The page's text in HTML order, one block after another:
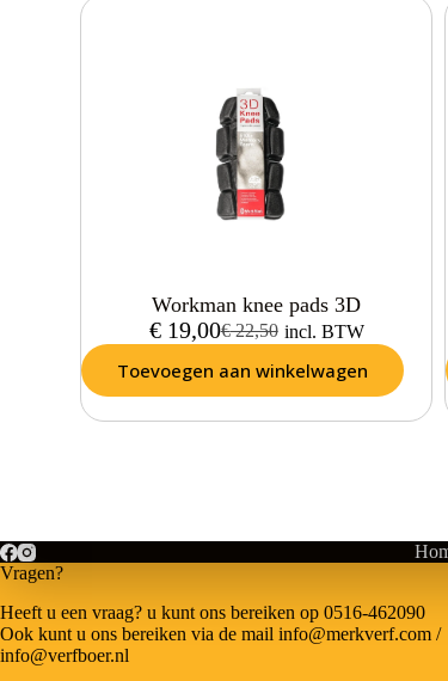
Workman knee pads 3D
€22,50
€19,00 incl. BTW
Toevoegen aan winkelwagen
Vragen?
Heeft u een vraag? u kunt ons bereiken op 0516-462090
Ook kunt u ons bereiken via de mail info@merkverf.com /
info@verfboer.nl